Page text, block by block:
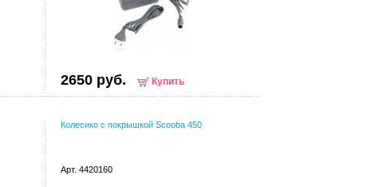
2650 руб. Купить
Колесико с покрышкой Scooba 450
Арт. 4420160